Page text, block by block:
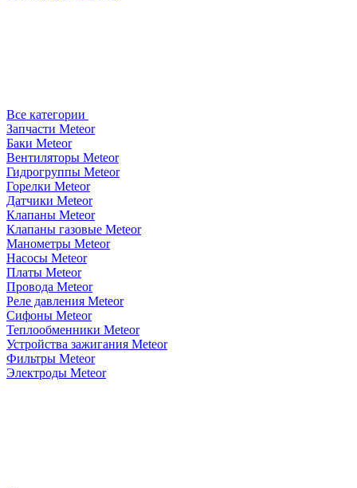
Все категории
Запчасти Meteor
Баки Meteor
Вентиляторы Meteor
Гидрогруппы Meteor
Горелки Meteor
Датчики Meteor
Клапаны Meteor
Клапаны газовые Meteor
Манометры Meteor
Насосы Meteor
Платы Meteor
Провода Meteor
Реле давления Meteor
Сифоны Meteor
Теплообменники Meteor
Устройства зажигания Meteor
Фильтры Meteor
Электроды Meteor